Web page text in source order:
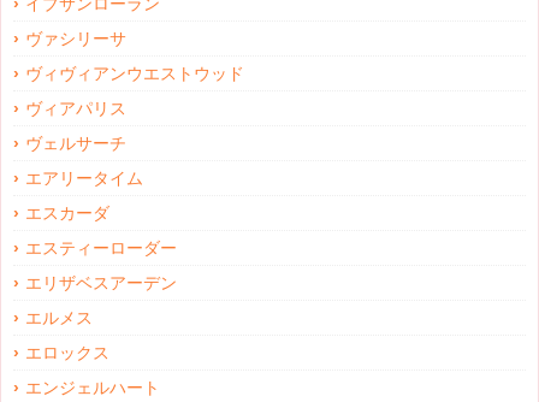
イブサンローラン
ヴァシリーサ
ヴィヴィアンウエストウッド
ヴィアパリス
ヴェルサーチ
エアリータイム
エスカーダ
エスティーローダー
エリザベスアーデン
エルメス
エロックス
エンジェルハート